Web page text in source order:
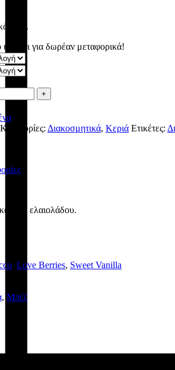
κερί.
καλάθι για δωρέαν μεταφορικά!
Κατηγορίες: Διακοσμητικά, Κεριά Ετικέτες:
κερί ελαιολάδου.
Love Berries, Sweet Vanilla
, Μπέζ